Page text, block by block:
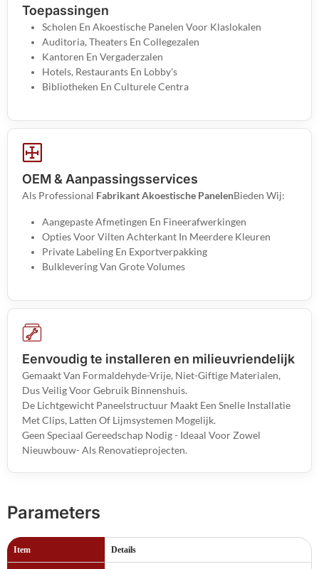
Toepassingen
Scholen En Akoestische Panelen Voor Klaslokalen
Auditoria, Theaters En Collegezalen
Kantoren En Vergaderzalen
Hotels, Restaurants En Lobby's
Bibliotheken En Culturele Centra
OEM & Aanpassingsservices
Als Professional Fabrikant Akoestische PanelenBieden Wij:
Aangepaste Afmetingen En Fineerafwerkingen
Opties Voor Vilten Achterkant In Meerdere Kleuren
Private Labeling En Exportverpakking
Bulklevering Van Grote Volumes
Eenvoudig te installeren en milieuvriendelijk
Gemaakt Van Formaldehyde-Vrije, Niet-Giftige Materialen,
Dus Veilig Voor Gebruik Binnenshuis.
De Lichtgewicht Paneelstructuur Maakt Een Snelle Installatie
Met Clips, Latten Of Lijmsystemen Mogelijk.
Geen Speciaal Gereedschap Nodig - Ideaal Voor Zowel
Nieuwbouw- Als Renovatieprojecten.
Parameters
Item Details